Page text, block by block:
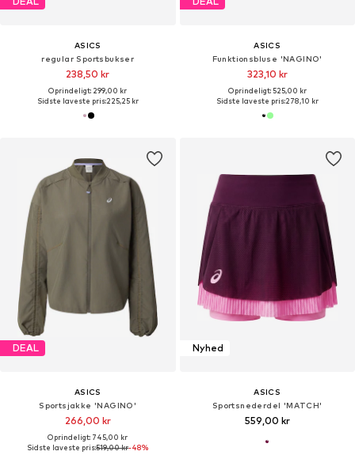
ASICS
regular Sportsbukser
238,50 kr
Oprindeligt: 299,00 kr
Sidste laveste pris:225,25 kr
ASICS
Funktionsbluse 'NAGINO'
323,10 kr
Oprindeligt: 525,00 kr
Sidste laveste pris:278,10 kr
DEAL
ASICS
Sportsjakke 'NAGINO'
266,00 kr
Oprindeligt: 745,00 kr
Sidste laveste pris:519,00 kr-48%
Nyhed
ASICS
Sportsnederdel 'MATCH'
559,00 kr